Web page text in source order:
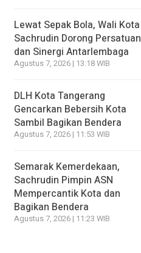
Lewat Sepak Bola, Wali Kota
Sachrudin Dorong Persatuan
dan Sinergi Antarlembaga
Agustus 7, 2026 | 13:18 WIB
DLH Kota Tangerang
Gencarkan Bebersih Kota
Sambil Bagikan Bendera
Agustus 7, 2026 | 11:53 WIB
Semarak Kemerdekaan,
Sachrudin Pimpin ASN
Mempercantik Kota dan
Bagikan Bendera
Agustus 7, 2026 | 11:23 WIB